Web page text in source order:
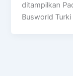
ditampilkan
Busworld